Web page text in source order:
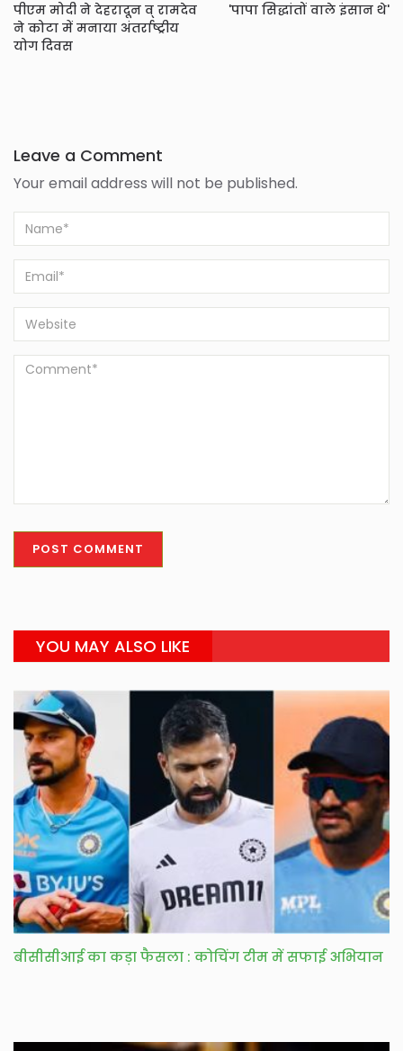
पीएम मोदी ने देहरादून व् रामदेव
ने कोटा में मनाया अंतर्राष्ट्रीय
योग दिवस
'पापा सिद्धांतों वाले इंसान थे'
Leave a Comment
Your email address will not be published.
YOU MAY ALSO LIKE
बीसीसीआई का कड़ा फैसला : कोचिंग टीम में सफाई अभियान